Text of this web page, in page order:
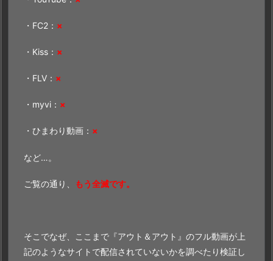
・FC2： ×
・Kiss： ×
・FLV： ×
・myvi： ×
・ひまわり動画： ×
など…。
ご覧の通り、 もう全滅です。
そこでなぜ、ここまで『アウト＆アウト』のフル動画が上
記のようなサイトで配信されていないかを調べたり検証し